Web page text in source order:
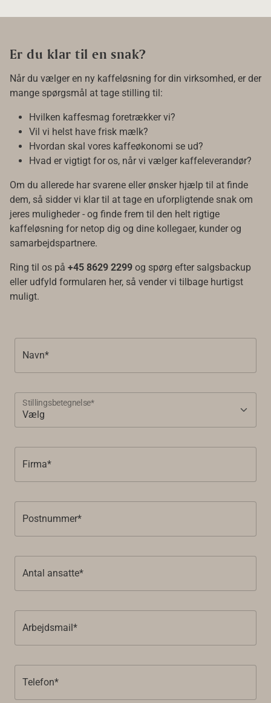
Er du klar til en snak?
Når du vælger en ny kaffeløsning for din virksomhed, er der
mange spørgsmål at tage stilling til:
Hvilken kaffesmag foretrækker vi?
Vil vi helst have frisk mælk?
Hvordan skal vores kaffeøkonomi se ud?
Hvad er vigtigt for os, når vi vælger kaffeleverandør?
Om du allerede har svarene eller ønsker hjælp til at finde
dem, så sidder vi klar til at tage en uforpligtende snak om
jeres muligheder - og finde frem til den helt rigtige
kaffeløsning for netop dig og dine kollegaer, kunder og
samarbejdspartnere.
Ring til os på +45 8629 2299 og spørg efter salgsbackup
eller udfyld formularen her, så vender vi tilbage hurtigst
muligt.
Navn*
Stillingsbetegnelse*
Firma*
Postnummer*
Antal ansatte*
Arbejdsmail*
Telefon*